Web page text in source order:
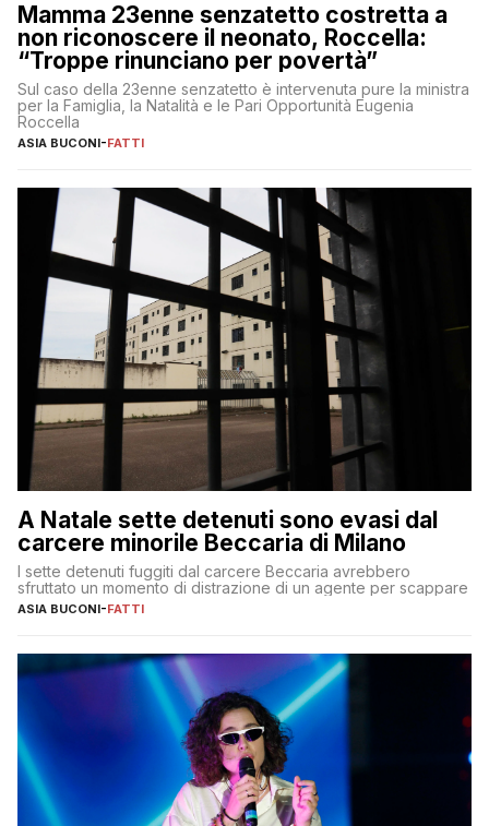
Mamma 23enne senzatetto costretta a
non riconoscere il neonato, Roccella:
“Troppe rinunciano per povertà”
Sul caso della 23enne senzatetto è intervenuta pure la ministra
per la Famiglia, la Natalità e le Pari Opportunità Eugenia
Roccella
ASIA BUCONI-FATTI
A Natale sette detenuti sono evasi dal
carcere minorile Beccaria di Milano
I sette detenuti fuggiti dal carcere Beccaria avrebbero
sfruttato un momento di distrazione di un agente per scappare
ASIA BUCONI-FATTI